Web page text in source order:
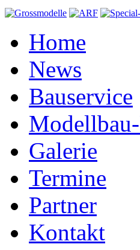
Home
News
Bauservice
Galerie
Termine
Partner
Kontakt